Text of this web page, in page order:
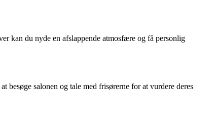
kan du nyde en afslappende atmosfære og få personlig
besøge salonen og tale med frisørerne for at vurdere deres